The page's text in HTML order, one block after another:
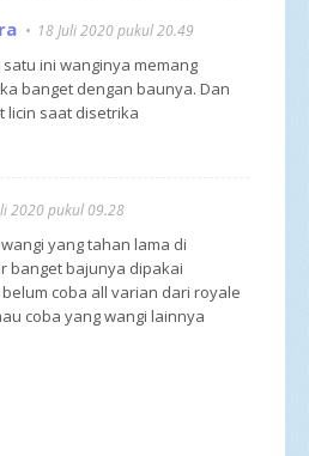
18 Juli 2020 pukul 20.49
ini wanginya memang
banget dengan baunya. Dan
licin saat disetrika
2020 pukul 09.28
yang tahan lama di
banget bajunya dipakai
coba all varian dari royale
coba yang wangi lainnya